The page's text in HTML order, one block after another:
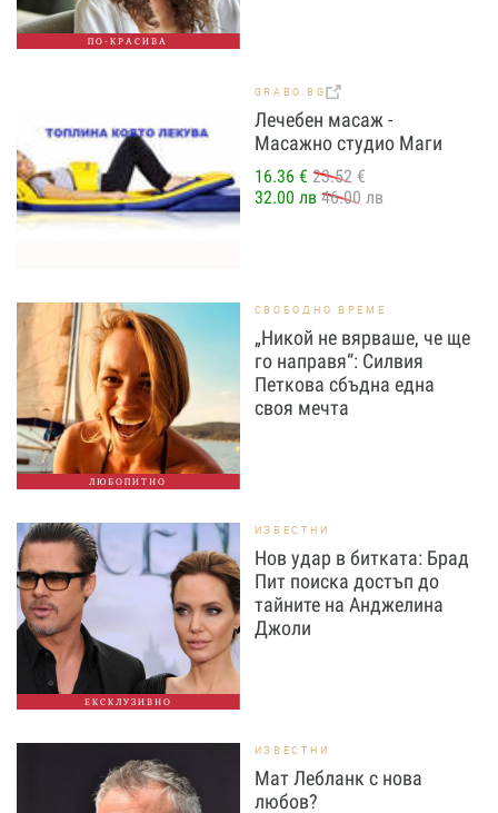
ПО-КРАСИВА
GRABO.BG
Лечебен масаж -
Масажно студио Маги
16.36 € 23.52 €
32.00 лв 46.00 лв
ЛЮБОПИТНО
СВОБОДНО ВРЕМЕ
„Никой не вярваше, че ще
го направя“: Силвия
Петкова сбъдна една
своя мечта
ЕКСКЛУЗИВНО
ИЗВЕСТНИ
Нов удар в битката: Брад
Пит поиска достъп до
тайните на Анджелина
Джоли
ИЗВЕСТНИ
Мат Лебланк с нова
любов?